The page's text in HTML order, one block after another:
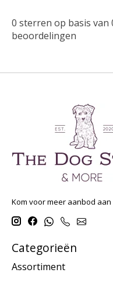
0 sterren op basis van
beoordelingen
Kom voor meer aanbod
Categorieën
Assortiment